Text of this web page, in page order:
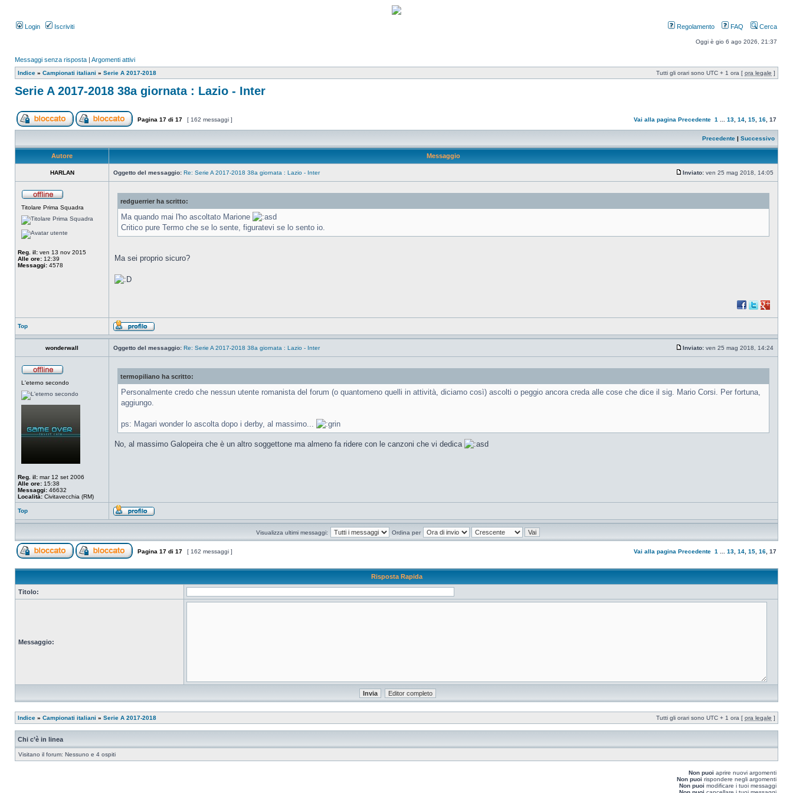
Login Iscriviti Regolamento FAQ Cerca
Oggi è gio 6 ago 2026, 21:37
Messaggi senza risposta | Argomenti attivi
Indice » Campionati italiani » Serie A 2017-2018 Tutti gli orari sono UTC + 1 ora [ ora legale ]
Serie A 2017-2018 38a giornata : Lazio - Inter
Pagina 17 di 17 [ 162 messaggi ] Vai alla pagina Precedente 1 13 14 15 16 17
Precedente | Successivo
Autore Messaggio
HARLAN Oggetto del messaggio: Re: Serie A 2017-2018 38a giornata : Lazio - Inter Inviato: ven 25 mag 2018, 14:05
Titolare Prima Squadra
Reg. il: ven 13 nov 2015
Alle ore: 12:39
Messaggi: 4578
redguerrier ha scritto:
Ma quando mai l'ho ascoltato Marione
Critico pure Termo che se lo sente, figuratevi se lo sento io.
Ma sei proprio sicuro?
Top
wonderwall Oggetto del messaggio: Re: Serie A 2017-2018 38a giornata : Lazio - Inter Inviato: ven 25 mag 2018, 14:24
L'eterno secondo
Reg. il: mar 12 set 2006
Alle ore: 15:38
Messaggi: 46632
Località: Civitavecchia (RM)
termopiliano ha scritto:
Personalmente credo che nessun utente romanista del forum (o quantomeno quelli in attività, diciamo così) ascolti o peggio ancora creda alle cose che dice il sig. Mario Corsi. Per fortuna,
aggiungo.
ps: Magari wonder lo ascolta dopo i derby, al massimo...
No, al massimo Galopeira che è un altro soggettone ma almeno fa ridere con le canzoni che vi dedica
Top
Visualizza ultimi messaggi: Ordina per
Pagina 17 di 17 [ 162 messaggi ] Vai alla pagina Precedente 1 13 14 15 16 17
Risposta Rapida
Titolo:
Messaggio:
Indice » Campionati italiani » Serie A 2017-2018 Tutti gli orari sono UTC + 1 ora [ ora legale ]
Chi c’è in linea
Visitano il forum: Nessuno e 4 ospiti
Non puoi aprire nuovi argomenti
Non puoi rispondere negli argomenti
Non puoi modificare i tuoi messaggi